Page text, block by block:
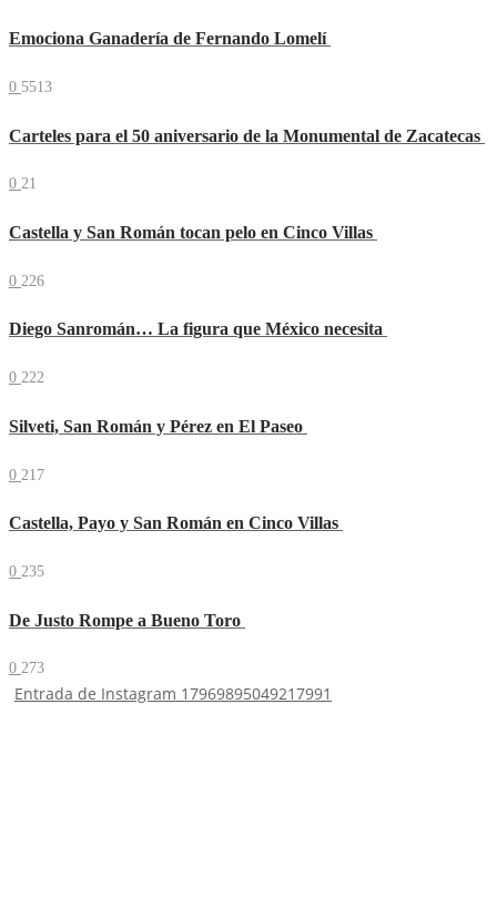
Emociona Ganadería de Fernando Lomelí
0 5513
Carteles para el 50 aniversario de la Monumental de Zacatecas
0 21
Castella y San Román tocan pelo en Cinco Villas
0 226
Diego Sanromán… La figura que México necesita
0 222
Silveti, San Román y Pérez en El Paseo
0 217
Castella, Payo y San Román en Cinco Villas
0 235
De Justo Rompe a Bueno Toro
0 273
Entrada de Instagram 17969895049217991